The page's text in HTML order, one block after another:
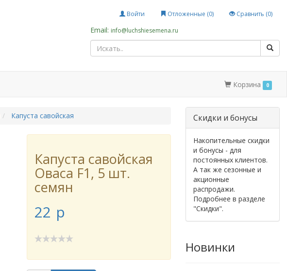
Войти Отложенные (0) Сравнить (0)
Email: info@luchshiesemena.ru
Корзина 0
Капуста савойская
Капуста савойская
Оваса F1, 5 шт.
семян
22 p
Cкидки и бонусы
Накопительные скидки
и бонусы - для
постоянных клиентов.
А так же сезонные и
акционные
распродажи.
Подробнее в разделе
"Скидки".
Новинки